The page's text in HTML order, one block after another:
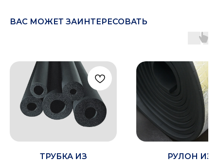
ВАС МОЖЕТ ЗАИНТЕРЕСОВАТЬ
ТРУБКА ИЗ
РУЛОН ИЗ